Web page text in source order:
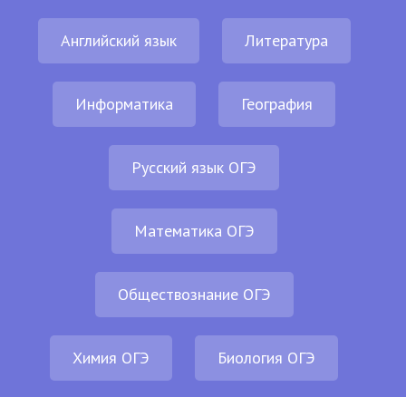
Английский язык Литература
Информатика География
Русский язык ОГЭ
Математика ОГЭ
Обществознание ОГЭ
Химия ОГЭ Биология ОГЭ